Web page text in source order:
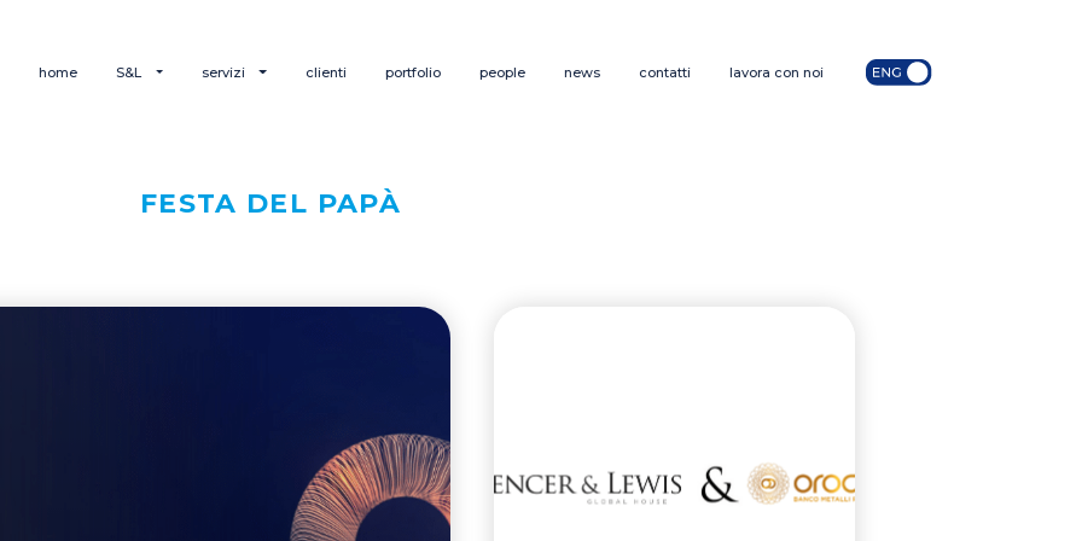
home S&L servizi clienti portfolio people news contatti lavora con noi
FESTA DEL PAPÀ